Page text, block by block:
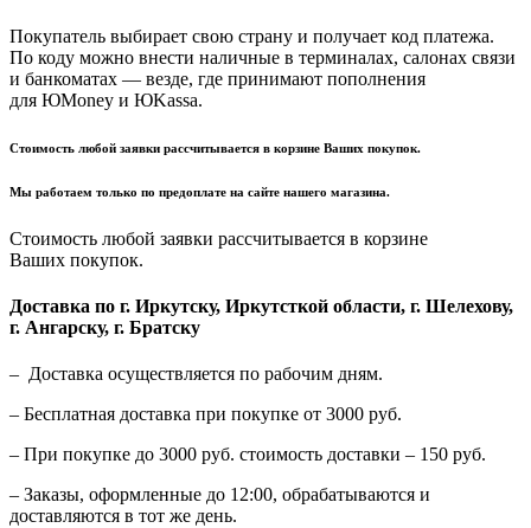
Покупатель выбирает свою страну и получает код платежа.
По коду можно внести наличные в терминалах, салонах связи
и банкоматах — везде, где принимают пополнения
для ЮMoney и ЮKassa.
Стоимость любой заявки рассчитывается в корзине Ваших покупок.
Мы работаем только по предоплате на сайте нашего магазина.
Стоимость любой заявки рассчитывается в корзине
Ваших покупок.
Доставка по г. Иркутску, Иркутсткой области, г. Шелехову,
г. Ангарску, г. Братску
– Доставка осуществляется по рабочим дням.
– Бесплатная доставка при покупке от 3000 руб.
– При покупке до 3000 руб. стоимость доставки – 150 руб.
– Заказы, оформленные до 12:00, обрабатываются и
доставляются в тот же день.